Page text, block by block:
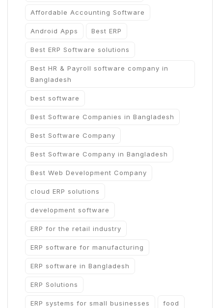
Affordable Accounting Software
Android Apps Best ERP
Best ERP Software solutions
Best HR & Payroll software company in
Bangladesh
best software
Best Software Companies in Bangladesh
Best Software Company
Best Software Company in Bangladesh
Best Web Development Company
cloud ERP solutions
development software
ERP for the retail industry
ERP software for manufacturing
ERP software in Bangladesh
ERP Solutions
ERP systems for small businesses food